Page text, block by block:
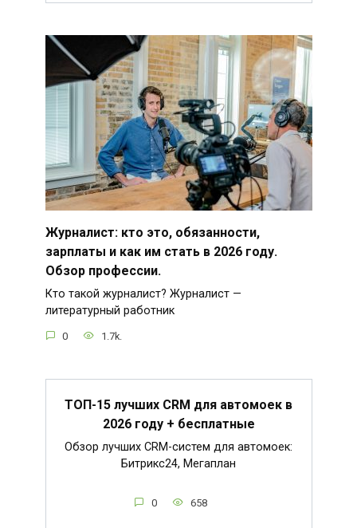
Журналист: кто это, обязанности,
зарплаты и как им стать в 2026 году.
Обзор профессии.
Кто такой журналист? Журналист —
литературный работник
0 1.7k.
ТОП-15 лучших CRM для автомоек в
2026 году + бесплатные
Обзор лучших CRM-систем для автомоек:
Битрикс24, Мегаплан
0 658